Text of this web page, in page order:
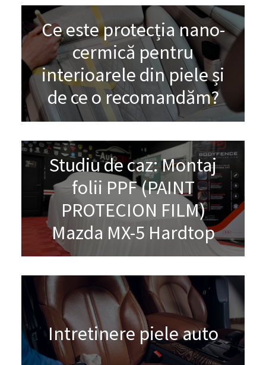
Ce este protecția nano-
cermică pentru
interioarele din piele și
de ce o recomandăm?
Studiu de caz: Montaj
folii PPF (PAINT
PROTECION FILM)
Mazda MX-5 Hardtop
Intretinere piele auto